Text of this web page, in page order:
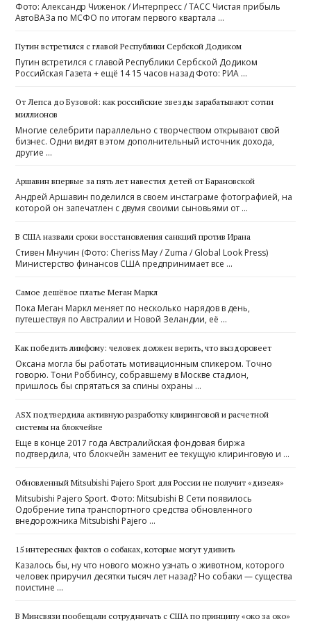
Фото: Александр Чиженок / Интерпресс / ТАСС Чистая прибыль
АвтоВАЗа по МСФО по итогам первого квартала …
Путин встретился с главой Республики Сербской Додиком
Путин встретился с главой Республики Сербской Додиком
Российская Газета + ещё 14 15 часов назад Фото: РИА …
От Лепса до Бузовой: как российские звезды зарабатывают сотни
миллионов
Многие селебрити параллельно с творчеством открывают свой
бизнес. Одни видят в этом дополнительный источник дохода,
другие …
Аршавин впервые за пять лет навестил детей от Барановской
Андрей Аршавин поделился в своем инстаграме фотографией, на
которой он запечатлен с двумя своими сыновьями от …
В США назвали сроки восстановления санкций против Ирана
Стивен Мнучин (Фото: Cheriss May / Zuma / Global Look Press)
Министерство финансов США предпринимает все …
Самое дешёвое платье Меган Маркл
Пока Меган Маркл меняет по несколько нарядов в день,
путешествуя по Австралии и Новой Зеландии, её …
Как победить лимфому: человек должен верить, что выздоровеет
Оксана могла бы работать мотивационным спикером. Точно
говорю. Тони Роббинсу, собравшему в Москве стадион,
пришлось бы спрятаться за спины охраны …
ASX подтвердила активную разработку клиринговой и расчетной
системы на блокчейне
Еще в конце 2017 года Австралийская фондовая биржа
подтвердила, что блокчейн заменит ее текущую клиринговую и …
Обновленный Mitsubishi Pajero Sport для России не получит «дизеля»
Mitsubishi Pajero Sport. Фото: Mitsubishi В Сети появилось
Одобрение типа транспортного средства обновленного
внедорожника Mitsubishi Pajero …
15 интересных фактов о собаках, которые могут удивить
Казалось бы, ну что нового можно узнать о животном, которого
человек приручил десятки тысяч лет назад? Но собаки — существа
поистине …
В Минсвязи пообещали сотрудничать с США по принципу «око за око»